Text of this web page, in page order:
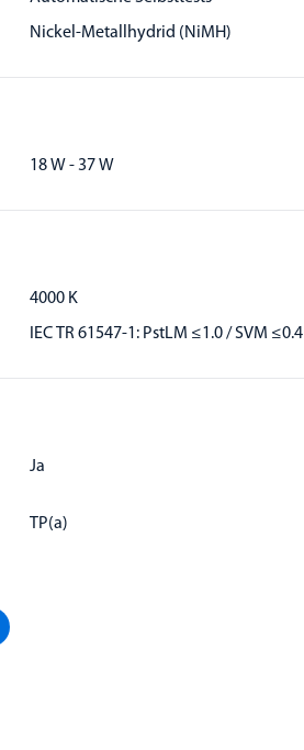
Nickel-Metallhydrid (NiMH)
18 W - 37 W
4000 K
IEC TR 61547-1: PstLM ≤1.0 / SVM ≤0.4
Ja
TP(a)